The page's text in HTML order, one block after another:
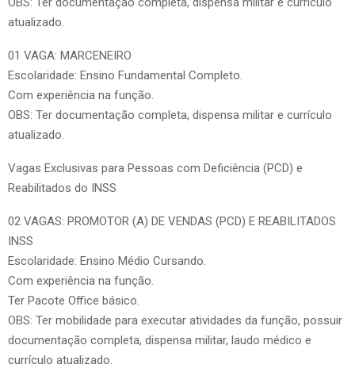
atualizado.
01 VAGA: MARCENEIRO
Escolaridade: Ensino Fundamental Completo.
Com experiência na função.
OBS: Ter documentação completa, dispensa militar e currículo
atualizado.
Vagas Exclusivas para Pessoas com Deficiência (PCD) e
Reabilitados do INSS
02 VAGAS: PROMOTOR (A) DE VENDAS (PCD) E REABILITADOS
INSS
Escolaridade: Ensino Médio Cursando.
Com experiência na função.
Ter Pacote Office básico.
OBS: Ter mobilidade para executar atividades da função, possuir
documentação completa, dispensa militar, laudo médico e
currículo atualizado.